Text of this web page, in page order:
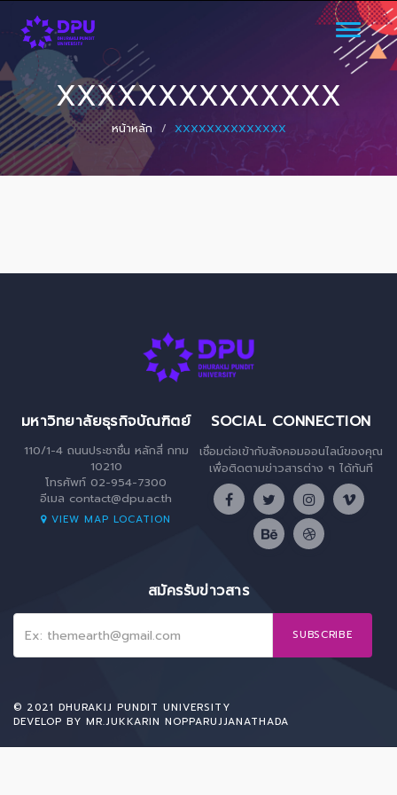
Toggle
XXXXXXXXXXXXXX
หน้าหลัก XXXXXXXXXXXXXX
มหาวิทยาลัยธุรกิจบัณฑิตย์
110/1-4 ถนนประชาชื่น หลักสี่ กทม
10210
โทรศัพท์ 02-954-7300
อีเมล contact@dpu.ac.th
VIEW MAP LOCATION
SOCIAL CONNECTION
เชื่อมต่อเข้ากับสังคอมออนไลน์ของคุณ
เพื่อติดตามข่าวสารต่าง ๆ ได้ทันที
สมัครรับข่าวสาร
SUBSCRIBE
© 2021 DHURAKIJ PUNDIT UNIVERSITY
DEVELOP BY MR.JUKKARIN NOPPARUJJANATHADA